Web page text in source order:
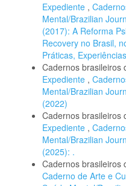
Expediente ,
Mental/Brazilian
(2017): A Reforma
Recovery no Brasil,
Práticas,
Cadernos brasileiros
Expediente ,
Mental/Brazilian
(2022)
Cadernos brasileiros
Expediente ,
Mental/Brazilian
(2025): .
Cadernos brasileiros
Caderno de Arte e